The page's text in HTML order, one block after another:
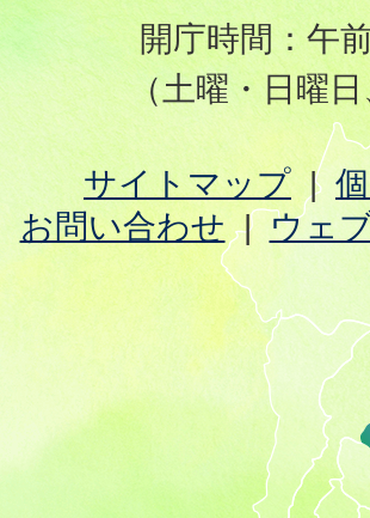
開庁時間：午
（土曜・日曜
サイトマップ
お問い合わせ
ウェ